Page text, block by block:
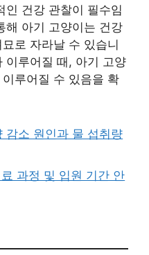
인 건강 관찰이 필수임
해 아기 고양이는 건강
로 자라날 수 있습니
이루어질 때, 아기 고양
루어질 수 있음을 확
감소 원인과 물 섭취량
과정 및 입원 기간 안